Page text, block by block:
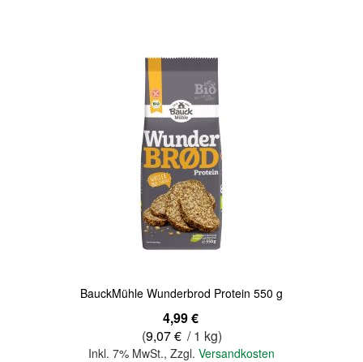
BauckMühle Wunderbrod Protein 550 g
4,99 €
(9,07 € / 1 kg)
Inkl. 7% MwSt., Zzgl. Versandkosten